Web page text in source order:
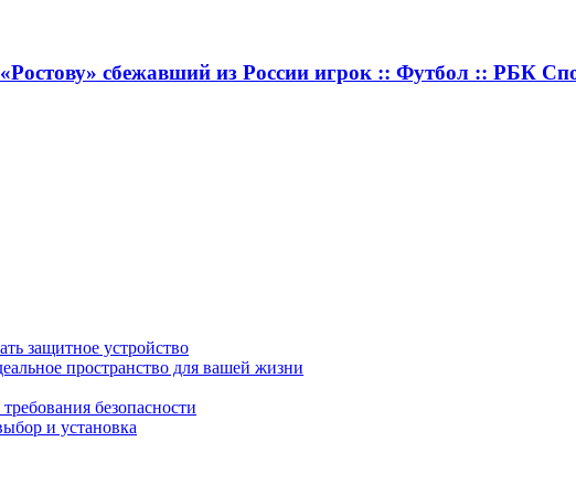
сбежавший из России игрок :: Футбол :: РБК
защитное устройство
пространство для вашей жизни
безопасности
и установка